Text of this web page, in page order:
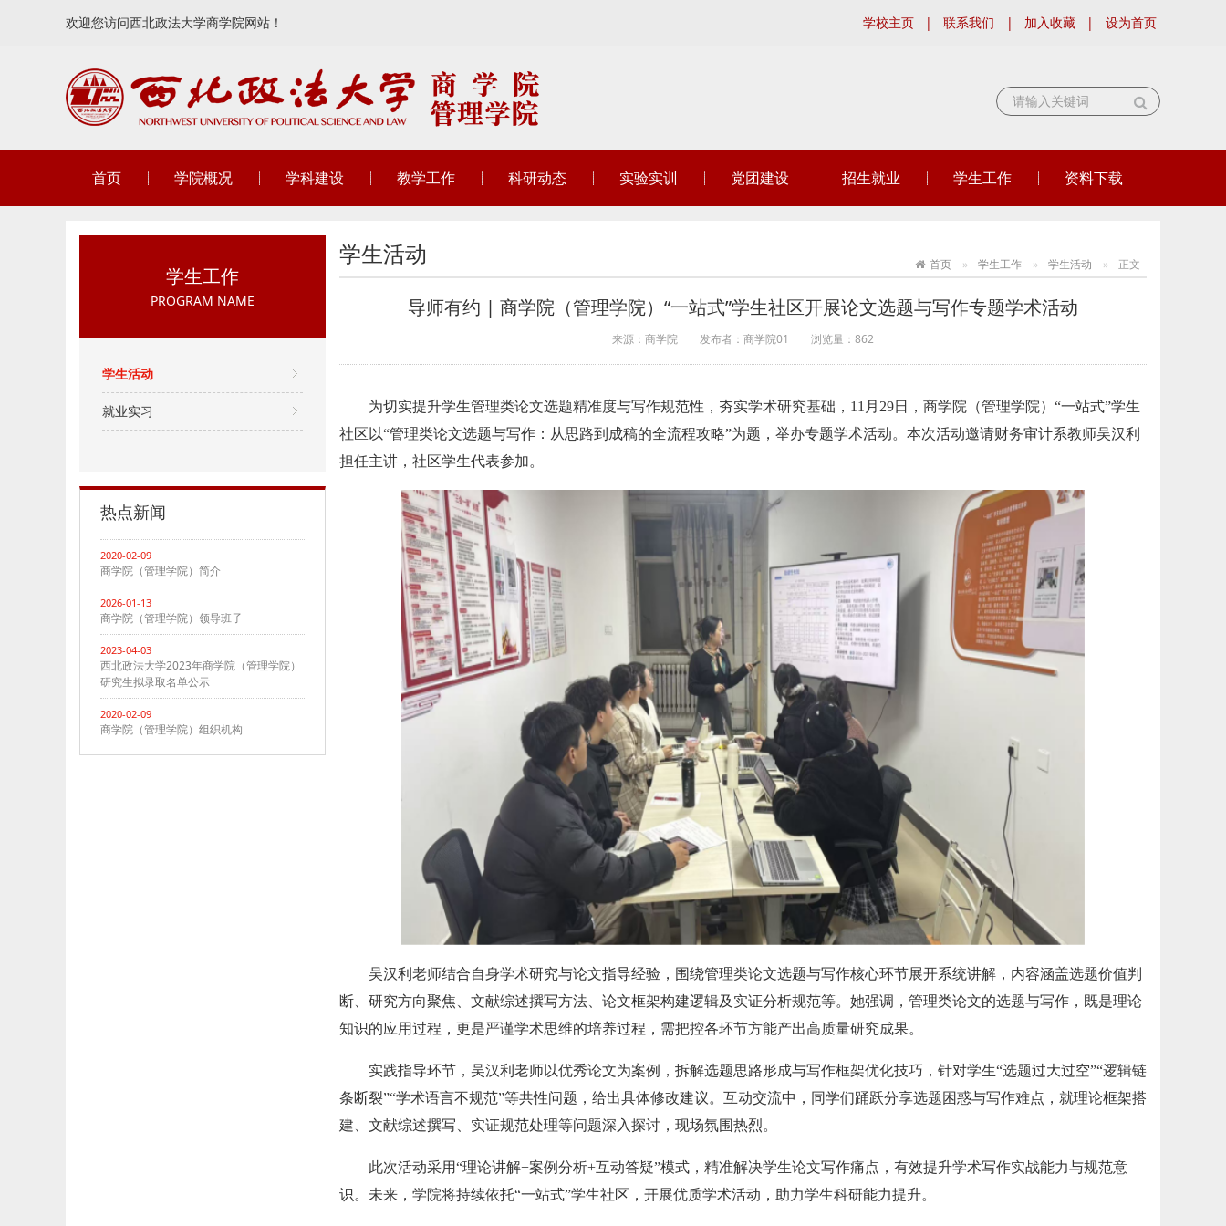
欢迎您访问西北政法大学商学院网站！ 学校主页 | 联系我们 | 加入收藏 | 设为首页
首页 学院概况 学科建设 教学工作 科研动态 实验实训 党团建设 招生就业 学生工作 资料下载
学生工作
PROGRAM NAME
学生活动
就业实习
热点新闻
2020-02-09
商学院（管理学院）简介
2026-01-13
商学院（管理学院）领导班子
2023-04-03
西北政法大学2023年商学院（管理学院）
研究生拟录取名单公示
2020-02-09
商学院（管理学院）组织机构
首页 学生工作 学生活动 正文
学生活动
导师有约 | 商学院（管理学院）“一站式”学生社区开展论文选题与写作专题学术活动
来源：商学院 发布者：商学院01 浏览量： 862
为切实提升学生管理类论文选题精准度与写作规范性，夯实学术研究基础，11月29日，商学院（管理学院）“一站式”学生
社区以“管理类论文选题与写作：从思路到成稿的全流程攻略”为题，举办专题学术活动。本次活动邀请财务审计系教师吴汉利
担任主讲，社区学生代表参加。
吴汉利老师结合自身学术研究与论文指导经验，围绕管理类论文选题与写作核心环节展开系统讲解， 内容涵盖选题价值判
断、研究方向聚焦 、文献综述撰写方法 、论文框架构建逻辑及实证分析规范等。她强调，管理类论文的选题与写作，既是理论
知识的应用过程，更是严谨学术思维的培养过程，需把控各环节方能产出高质量研究成果。
实践指导环节，吴汉利老师以优秀论文为案例，拆解选题思路形成与写作框架优化技巧，针对学生“选题过大过空”“逻辑链
条断裂”“学术语言不规范”等共性问题，给出具体修改建议。互动交流中，同学们踊跃分享选题困惑与写作难点，就理论框架搭
建、文献综述撰写、实证规范处理等问题深入探讨，现场氛围热烈。
此次活动采用“理论讲解+案例分析+互动答疑”模式，精准解决学生论文写作痛点，有效提升学术写作实战能力与规范意
识。未来，学院将持续依托“一站式”学生社区，开展优质学术活动，助力学生科研能力提升。